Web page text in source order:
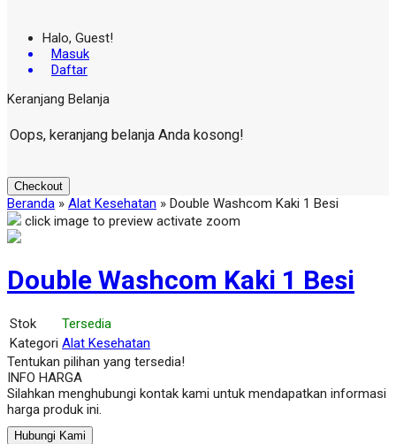
Halo, Guest!
Masuk
Daftar
Keranjang Belanja
Oops, keranjang belanja Anda kosong!
Checkout
Beranda » Alat Kesehatan » Double Washcom Kaki 1 Besi
click image to preview activate zoom
Double Washcom Kaki 1 Besi
Stok
Tersedia
Kategori Alat Kesehatan
Tentukan pilihan yang tersedia!
INFO HARGA
Silahkan menghubungi kontak kami untuk mendapatkan informasi
harga produk ini.
Hubungi Kami